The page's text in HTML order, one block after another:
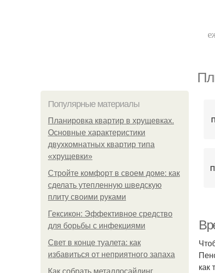
Популярные материалы
Планировка квартир в хрущевках.
Основные характеристики
двухкомнатных квартир типа
«хрущевки»
Стройте комфорт в своем доме: как
сделать утепленную шведскую
плиту своими руками
Гексикон: Эффективное средство
для борьбы с инфекциями
Свет в конце туалета: как
избавиться от неприятного запаха
Как собрать металлосайдинг
как